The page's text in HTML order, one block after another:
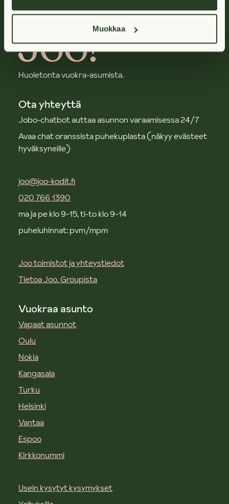
Muokkaa
Huoletonta vuokra-asumista.
Ota yhteyttä
Jobo-chatbot auttaa asunnon varaamisessa 24/7
Avaa chat oranssista puhekuplasta (näkyy evästeet
hyväksyneille)
joo@joo-kodit.fi
020 766 1390
ma ja pe klo 9-15, ti-to klo 9-14
puheluhinnat: pvm/mpm
Joo toimistot ja yhteystiedot
Tietoa Joo. Groupista
Vuokraa asunto
Vapaat asunnot
Oulu
Nokia
Kangasala
Turku
Helsinki
Vantaa
Espoo
Kirkkonummi
Usein kysytyt kysymykset